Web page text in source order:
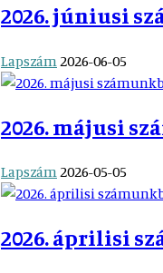
2026. júniusi
Lapszám 2026-06-05
2026. májusi
Lapszám2026-05-05
2026. áprilisi